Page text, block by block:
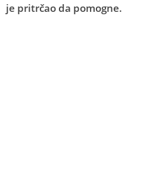
je pritrčao da pomogne.